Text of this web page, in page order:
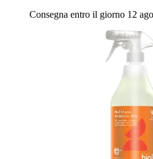
Consegna entro il giorno 12